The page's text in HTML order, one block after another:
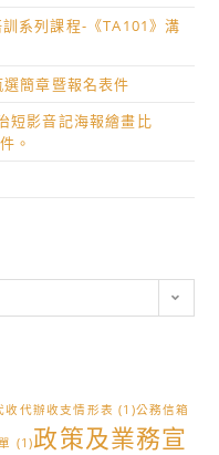
系列課程-《TA101》溝
簡章暨報名表件
短影音記海報繪畫比
。
收代辦收支情形表 (1)公務信箱
(1)政策及業務宣